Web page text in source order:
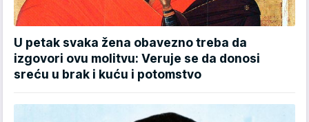
U petak svaka žena obavezno treba da
izgovori ovu molitvu: Veruje se da donosi
sreću u brak i kuću i potomstvo